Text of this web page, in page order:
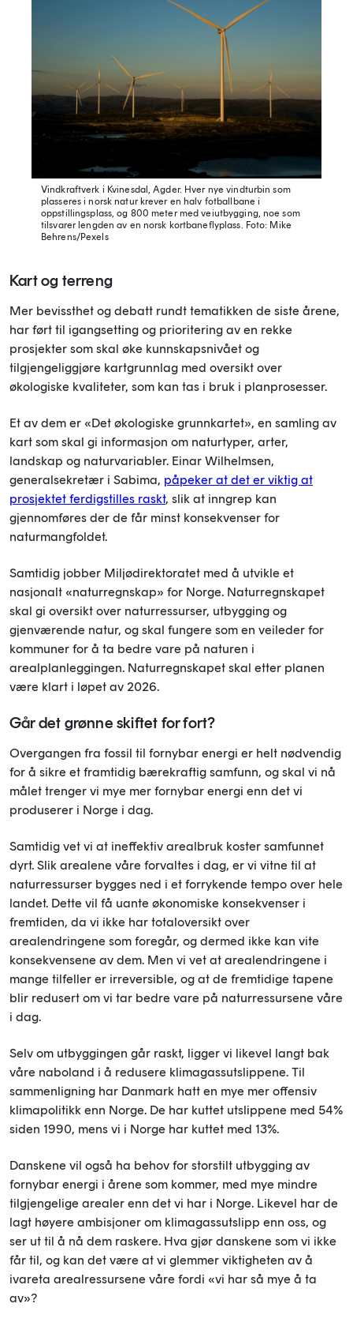
Vindkraftverk i Kvinesdal, Agder. Hver nye vindturbin som
plasseres i norsk natur krever en halv fotballbane i
oppstillingsplass, og 800 meter med veiutbygging, noe som
tilsvarer lengden av en norsk kortbaneflyplass. Foto: Mike
Behrens/Pexels
Kart og terreng
Mer bevissthet og debatt rundt tematikken de siste årene,
har ført til igangsetting og prioritering av en rekke
prosjekter som skal øke kunnskapsnivået og
tilgjengeliggjøre kartgrunnlag med oversikt over
økologiske kvaliteter, som kan tas i bruk i planprosesser.
Et av dem er «Det økologiske grunnkartet», en samling av
kart som skal gi informasjon om naturtyper, arter,
landskap og naturvariabler. Einar Wilhelmsen,
generalsekretær i Sabima, påpeker at det er viktig at
prosjektet ferdigstilles raskt, slik at inngrep kan
gjennomføres der de får minst konsekvenser for
naturmangfoldet.
Samtidig jobber Miljødirektoratet med å utvikle et
nasjonalt «naturregnskap» for Norge. Naturregnskapet
skal gi oversikt over naturressurser, utbygging og
gjenværende natur, og skal fungere som en veileder for
kommuner for å ta bedre vare på naturen i
arealplanleggingen. Naturregnskapet skal etter planen
være klart i løpet av 2026.
Går det grønne skiftet for fort?
Overgangen fra fossil til fornybar energi er helt nødvendig
for å sikre et framtidig bærekraftig samfunn, og skal vi nå
målet trenger vi mye mer fornybar energi enn det vi
produserer i Norge i dag.
Samtidig vet vi at ineffektiv arealbruk koster samfunnet
dyrt. Slik arealene våre forvaltes i dag, er vi vitne til at
naturressurser bygges ned i et forrykende tempo over hele
landet. Dette vil få uante økonomiske konsekvenser i
fremtiden, da vi ikke har totaloversikt over
arealendringene som foregår, og dermed ikke kan vite
konsekvensene av dem. Men vi vet at arealendringene i
mange tilfeller er irreversible, og at de fremtidige tapene
blir redusert om vi tar bedre vare på naturressursene våre
i dag.
Selv om utbyggingen går raskt, ligger vi likevel langt bak
våre naboland i å redusere klimagassutslippene. Til
sammenligning har Danmark hatt en mye mer offensiv
klimapolitikk enn Norge. De har kuttet utslippene med 54%
siden 1990, mens vi i Norge har kuttet med 13%.
Danskene vil også ha behov for storstilt utbygging av
fornybar energi i årene som kommer, med mye mindre
tilgjengelige arealer enn det vi har i Norge. Likevel har de
lagt høyere ambisjoner om klimagassutslipp enn oss, og
ser ut til å nå dem raskere. Hva gjør danskene som vi ikke
får til, og kan det være at vi glemmer viktigheten av å
ivareta arealressursene våre fordi «vi har så mye å ta
av»?